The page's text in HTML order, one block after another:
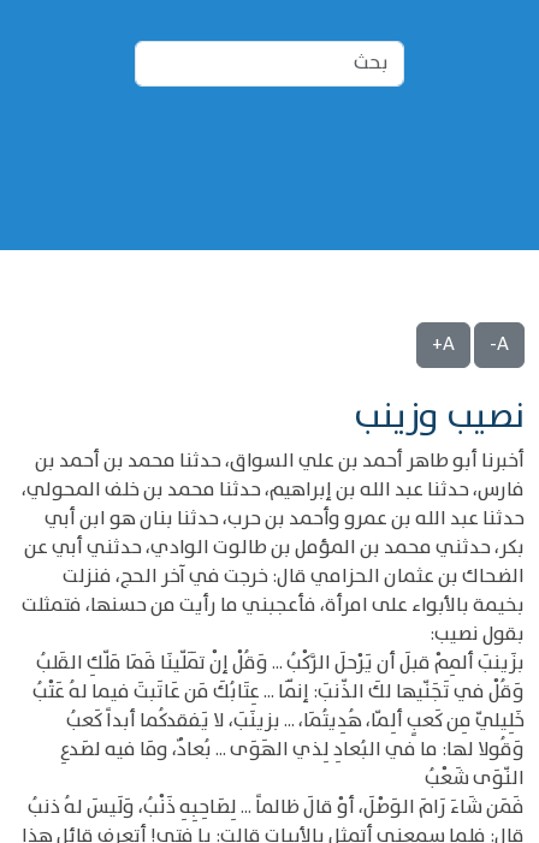
A-
A+
نصيب وزينب
أخبرنا أبو طاهر أحمد بن علي السواق، حدثنا محمد بن أحمد بن
فارس، حدثنا عبد الله بن إبراهيم، حدثنا محمد بن خلف المحولي،
حدثنا عبد الله بن عمرو وأحمد بن حرب، حدثنا بنان هو ابن أبي
بكر، حدثني محمد بن المؤمل بن طالوت الوادي، حدثني أبي عن
الضحاك بن عثمان الحزامي قال: خرجت في آخر الحج، فنزلت
بخيمة بالأبواء على امرأة، فأعجبني ما رأيت من حسنها، فتمثلت
بقول نصيب:
بزَينبَ ألمِمْ قبلَ أن يَرْحلَ الرَّكْبُ ... وَقُلْ إنْ تَمَلّينَا فَمَا مَلّكِ القَلبُ
وَقُلْ في تَجَنّيها لكَ الذّنبَ: إنّمَا ... عِتَابُكَ مَن عَاتَبتَ فيما لهُ عَتْبُ
خَلِيليّ مِن كَعبٍ ألِمّا، هُدِيتُمَا، ... بزينَبَ، لا يَفقدكُما أبداً كَعبُ
وَقُولا لها: ما في البُعادِ لِذي الهَوَى ... بُعادٌ، ومَا فيه لصَدعِ
النّوَى شَعْبُ
فَمَن شَاءَ رَامَ الوَصْلَ، أوْ قالَ ظالماً ... لِصَاحِبِهِ ذَنْبُ، وَلَيسَ لهُ ذنبُ
قال: فلما سمعني أتمثل بالأبيات قالت: يا فتى! أتعرف قائل هذا